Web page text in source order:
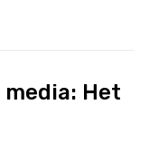
media: Het